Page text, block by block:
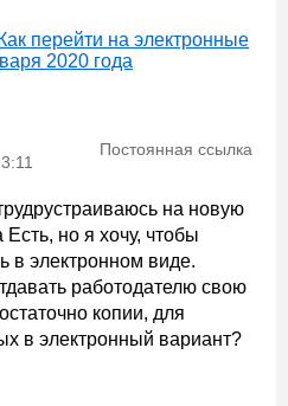
Как перейти на электронные
2020 года
Постоянная ссылка
на новую
Есть, но я хочу, чтобы
в электронном виде.
работодателю свою
копии, для
в электронный вариант?